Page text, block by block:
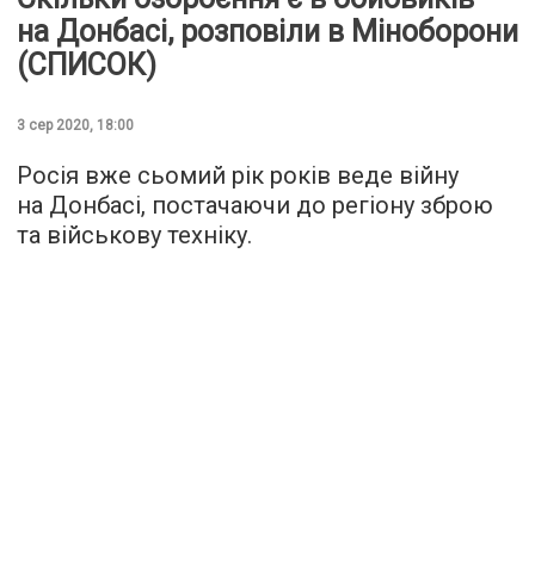
на Донбасі, розповіли в Міноборони
(СПИСОК)
3 сер 2020, 18:00
Росія вже сьомий рік років веде війну
на Донбасі, постачаючи до регіону зброю
та військову техніку.